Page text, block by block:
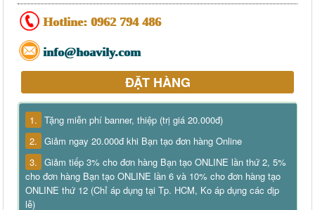
Hotline: 0962 794 486
info@hoavily.com
ĐẶT HÀNG
1. Tặng miễn phí banner, thiệp (trị giá 20.000đ)
2. Giảm ngay 20.000đ khi Bạn tạo đơn hàng Online
3. Giảm tiếp 3% cho đơn hàng Bạn tạo ONLINE lần thứ 2, 5%
cho đơn hàng Bạn tạo ONLINE lần 6 và 10% cho đơn hàng tạo
ONLINE thứ 12 (Chỉ áp dụng tại Tp. HCM, Ko áp dụng các dịp
lễ)